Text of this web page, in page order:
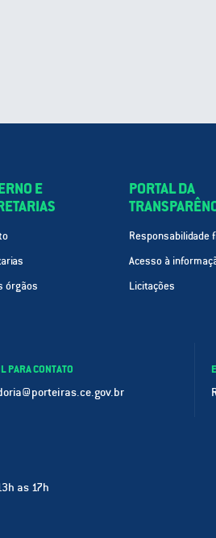
E
órgãos
PORTAL DA
Responsabilidade
Acesso à
Licitações
PARA CONTATO
as 17h